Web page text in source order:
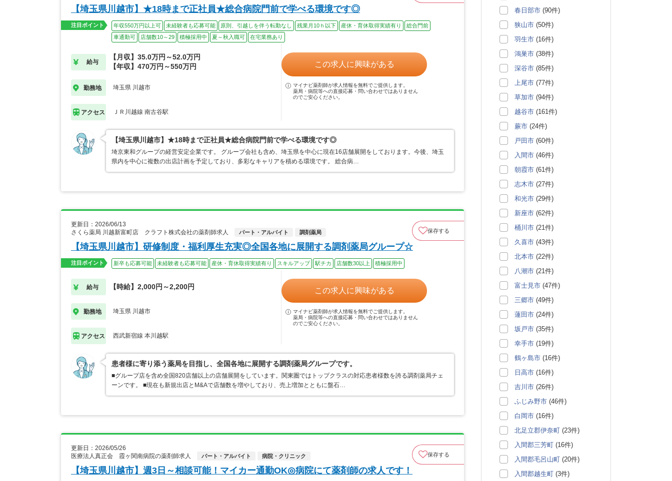
【埼玉県川越市】★18時まで正社員★総合病院門前で学べる環境です◎
注目ポイント 年収550万円以上可 未経験者も応募可能 原則、引越しを伴う転勤なし 残業月10ｈ以下 産休・育休取得実績有り
総合門前
車通勤可
店舗数10～29 積極採用中 夏～秋入職可 在宅業務あり
給与
【月収】35.0万円～52.0万円
【年収】470万円～550万円
勤務地 埼玉県 川越市
アクセス ＪＲ川越線 南古谷駅
この求人に興味がある
マイナビ薬剤師が求人情報を無料でご提供します。
薬局・病院等への直接応募・問い合わせではありません
のでご安心ください。
【埼玉県川越市】★18時まで正社員★総合病院門前で学べる環境です◎
埼京東和グループの経営安定企業です。 グループ会社も含め、埼玉県を中心に現在16店舗展開をしております。今後、埼玉
県内を中心に複数の出店計画を予定しており、多彩なキャリアを積める環境です。 総合病…
更新日：2026/06/13
さくら薬局 川越新富町店 クラフト株式会社の薬剤師求人
パート・アルバイト 調剤薬局 保存する
【埼玉県川越市】研修制度・福利厚生充実◎全国各地に展開する調剤薬局グループ☆
注目ポイント 新卒も応募可能 未経験者も応募可能 産休・育休取得実績有り スキルアップ 駅チカ 店舗数30以上 積極採用中
給与 【時給】2,000円～2,200円
勤務地 埼玉県 川越市
アクセス 西武新宿線 本川越駅
この求人に興味がある
マイナビ薬剤師が求人情報を無料でご提供します。
薬局・病院等への直接応募・問い合わせではありません
のでご安心ください。
患者様に寄り添う薬局を目指し、全国各地に展開する調剤薬局グループです。
■グループ店を含め全国820店舗以上の店舗展開をしています。関東圏ではトップクラスの対応患者様数を誇る調剤薬局チェ
ーンです。 ■現在も新規出店とM&Aで店舗数を増やしており、売上増加とともに盤石…
更新日：2026/05/26
医療法人真正会 霞ヶ関南病院の薬剤師求人
パート・アルバイト 病院・クリニック 保存する
【埼玉県川越市】週3日～相談可能！マイカー通勤OK◎病院にて薬剤師の求人です！
春日部市 (90件)
狭山市 (50件)
羽生市 (16件)
鴻巣市 (38件)
深谷市 (85件)
上尾市 (77件)
草加市 (94件)
越谷市 (161件)
蕨市 (24件)
戸田市 (60件)
入間市 (46件)
朝霞市 (61件)
志木市 (27件)
和光市 (29件)
新座市 (62件)
桶川市 (21件)
久喜市 (43件)
北本市 (22件)
八潮市 (21件)
富士見市 (47件)
三郷市 (49件)
蓮田市 (24件)
坂戸市 (35件)
幸手市 (19件)
鶴ヶ島市 (16件)
日高市 (16件)
吉川市 (26件)
ふじみ野市 (46件)
白岡市 (16件)
北足立郡伊奈町 (23件)
入間郡三芳町 (16件)
入間郡毛呂山町 (20件)
入間郡越生町 (3件)